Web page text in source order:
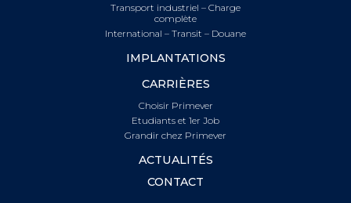
Transport industriel – Charge
complète
International – Transit – Douane
IMPLANTATIONS
CARRIÈRES
Choisir Primever
Etudiants et 1er Job
Grandir chez Primever
ACTUALITÉS
CONTACT